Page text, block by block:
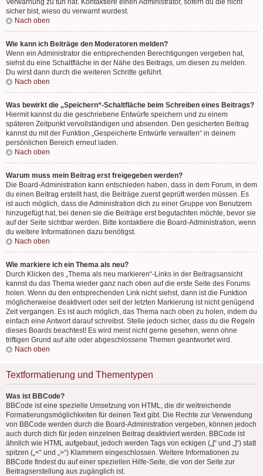
Verwarnung zu tun hat. Kontaktiere einen Administrator, sofern du die nicht
sicher bist, wieso du verwarnt wurdest.
Nach oben
Wie kann ich Beiträge den Moderatoren melden?
Wenn ein Administrator die entsprechenden Berechtigungen vergeben hat,
siehst du eine Schaltfläche in der Nähe des Beitrags, um diesen zu melden.
Du wirst dann durch die weiteren Schritte geführt.
Nach oben
Was bewirkt die „Speichern“-Schaltfläche beim Schreiben eines Beitrags?
Hiermit kannst du die geschriebene Entwürfe speichern und zu einem
späteren Zeitpunkt vervollständigen und absenden. Den gesicherten Beitrag
kannst du mit der Funktion „Gespeicherte Entwürfe verwalten“ in deinem
persönlichen Bereich erneut laden.
Nach oben
Warum muss mein Beitrag erst freigegeben werden?
Die Board-Administration kann entschieden haben, dass in dem Forum, in dem
du einen Beitrag erstellt hast, die Beiträge zuerst geprüft werden müssen. Es
ist auch möglich, dass die Administration dich zu einer Gruppe von Benutzern
hinzugefügt hat, bei denen sie die Beiträge erst begutachten möchte, bevor sie
auf der Seite sichtbar werden. Bitte kontaktiere die Board-Administration, wenn
du weitere Informationen dazu benötigst.
Nach oben
Wie markiere ich ein Thema als neu?
Durch Klicken des „Thema als neu markieren“-Links in der Beitragsansicht
kannst du das Thema wieder ganz nach oben auf die erste Seite des Forums
holen. Wenn du den entsprechenden Link nicht siehst, dann ist die Funktion
möglicherweise deaktiviert oder seit der letzten Markierung ist nicht genügend
Zeit vergangen. Es ist auch möglich, das Thema nach oben zu holen, indem du
einfach eine Antwort darauf schreibst. Stelle jedoch sicher, dass du die Regeln
dieses Boards beachtest! Es wird meist nicht gerne gesehen, wenn ohne
triftigen Grund auf alte oder abgeschlossene Themen geantwortet wird.
Nach oben
Textformatierung und Thementypen
Was ist BBCode?
BBCode ist eine spezielle Umsetzung von HTML, die dir weitreichende
Formatierungsmöglichkeiten für deinen Text gibt. Die Rechte zur Verwendung
von BBCode werden durch die Board-Administration vergeben, können jedoch
auch durch dich für jeden einzelnen Beitrag deaktiviert werden. BBCode ist
ähnlich wie HTML aufgebaut, jedoch werden Tags von eckigen („[“ und „]“) statt
spitzen („<“ und „>“) Klammern eingeschlossen. Weitere Informationen zu
BBCode findest du auf einer speziellen Hilfe-Seite, die von der Seite zur
Beitragserstellung aus zugänglich ist.